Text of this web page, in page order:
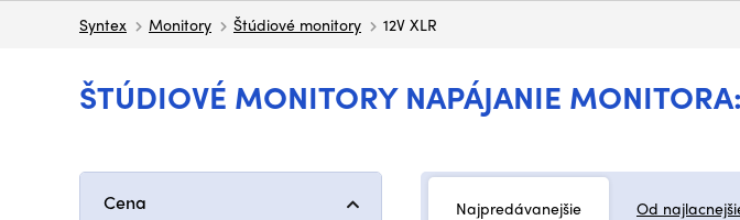
Syntex Monitory Štúdiové monitory 12V XLR
ŠTÚDIOVÉ MONITORY NAPÁJANIE
Cena Najpredávanejšie Od